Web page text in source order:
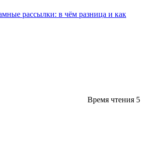
рассылки: в чём разница и как
Время чтения 5